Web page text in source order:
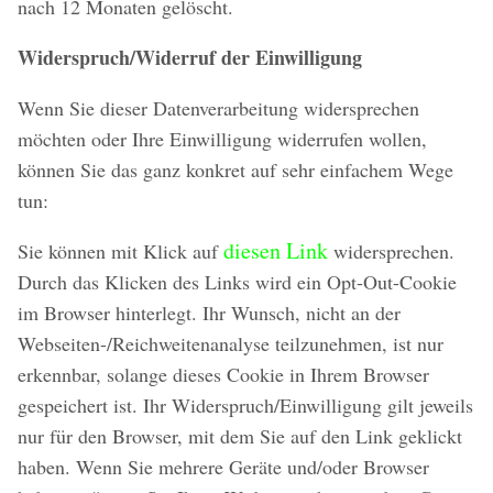
nach 12 Monaten gelöscht.
Widerspruch/Widerruf der Einwilligung
Wenn Sie dieser Datenverarbeitung widersprechen
möchten oder Ihre Einwilligung widerrufen wollen,
können Sie das ganz konkret auf sehr einfachem Wege
tun:
Sie können mit Klick aufdiesen Link widersprechen.
Durch das Klicken des Links wird ein Opt-Out-Cookie
im Browser hinterlegt. Ihr Wunsch, nicht an der
Webseiten-/Reichweitenanalyse teilzunehmen, ist nur
erkennbar, solange dieses Cookie in Ihrem Browser
gespeichert ist. Ihr Widerspruch/Einwilligung gilt jeweils
nur für den Browser, mit dem Sie auf den Link geklickt
haben. Wenn Sie mehrere Geräte und/oder Browser